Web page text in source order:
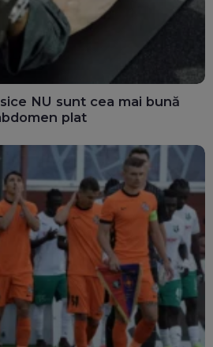
NU sunt cea mai bună
plat